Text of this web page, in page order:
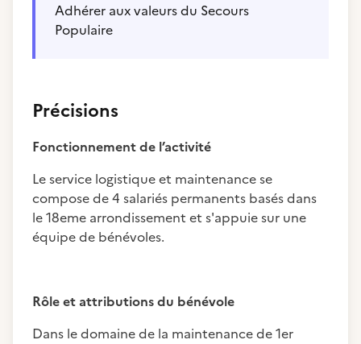
Adhérer aux valeurs du Secours
Populaire
Précisions
Fonctionnement de l’activité
Le service logistique et maintenance se
compose de 4 salariés permanents basés dans
le 18eme arrondissement et s'appuie sur une
équipe de bénévoles.
Rôle et attributions du bénévole
Dans le domaine de la maintenance de 1er